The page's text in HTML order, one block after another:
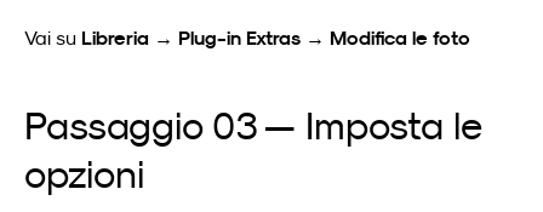
Vai su Libreria → Plug-in Extras → Modifica le foto
Passaggio 03 — Imposta le
opzioni